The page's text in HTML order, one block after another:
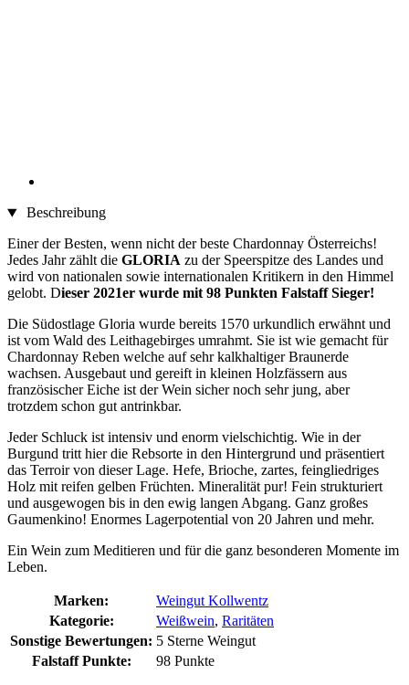
Beschreibung
Einer der Besten, wenn nicht der beste Chardonnay Österreichs!
Jedes Jahr zählt die GLORIA zu der Speerspitze des Landes und
wird von nationalen sowie internationalen Kritikern in den Himmel
gelobt. Dieser 2021er wurde mit 98 Punkten Falstaff Sieger!
Die Südostlage Gloria wurde bereits 1570 urkundlich erwähnt und
ist vom Wald des Leithagebirges umrahmt. Sie ist wie gemacht für
Chardonnay Reben welche auf sehr kalkhaltiger Braunerde
wachsen. Ausgebaut und gereift in kleinen Holzfässern aus
französischer Eiche ist der Wein sicher noch sehr jung, aber
trotzdem schon gut antrinkbar.
Jeder Schluck ist intensiv und enorm vielschichtig. Wie in der
Burgund tritt hier die Rebsorte in den Hintergrund und präsentiert
das Terroir von dieser Lage. Hefe, Brioche, zartes, feingliedriges
Holz mit reifen gelben Früchten. Mineralität pur! Fein strukturiert
und ausgewogen bis in den ewig langen Abgang. Ganz großes
Gaumenkino! Enormes Lagerpotential von 20 Jahren und mehr.
Ein Wein zum Meditieren und für die ganz besonderen Momente im
Leben.
Marken:
Weingut Kollwentz
Kategorie:
Weißwein, Raritäten
Sonstige Bewertungen: 5 Sterne Weingut
Falstaff Punkte:
98 Punkte